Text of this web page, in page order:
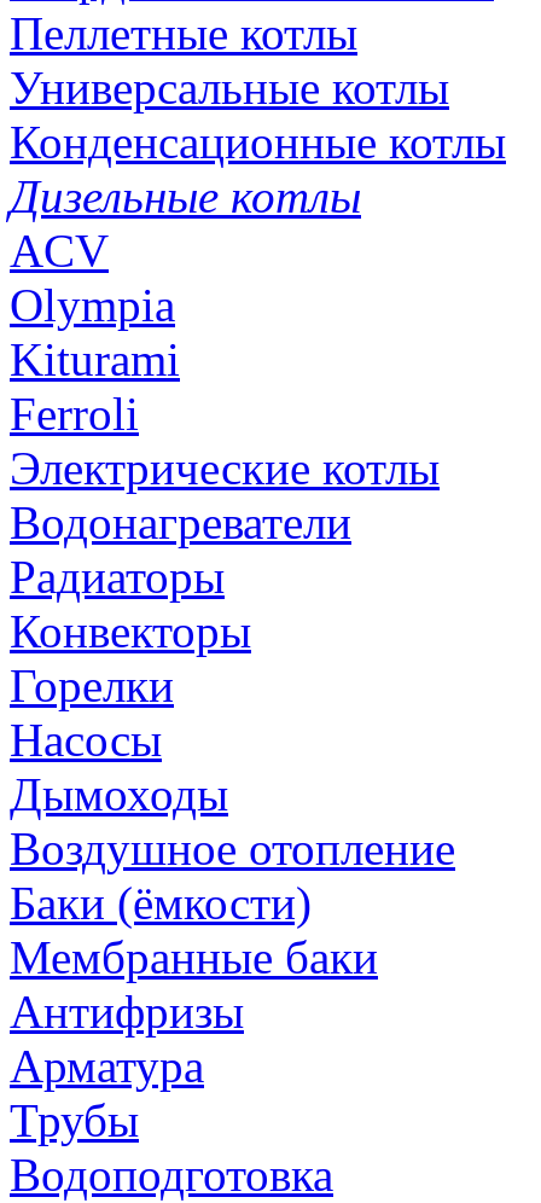
Пеллетные котлы
Универсальные котлы
Конденсационные котлы
Дизельные котлы
ACV
Olympia
Kiturami
Ferroli
Электрические котлы
Водонагреватели
Радиаторы
Конвекторы
Горелки
Насосы
Дымоходы
Воздушное отопление
Баки (ёмкости)
Мембранные баки
Антифризы
Арматура
Трубы
Водоподготовка